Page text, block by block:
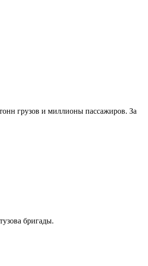
грузов и миллионы пассажиров. За
бригады.